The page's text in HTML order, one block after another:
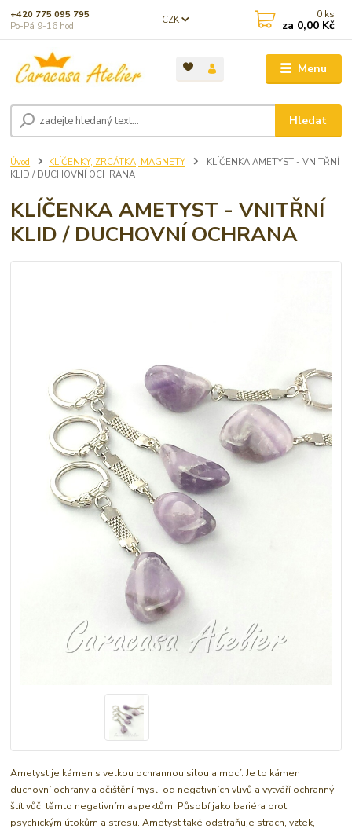
Menu
CZK
Hledat
+420 775 095 795
Po-Pá 9-16 hod.
0 ks
za 0,00 Kč
Úvod KLÍČENKY, ZRCÁTKA, MAGNETY
KLÍČENKA AMETYST - VNITŘNÍ
KLID / DUCHOVNÍ OCHRANA
KLÍČENKA AMETYST - VNITŘNÍ
KLID / DUCHOVNÍ OCHRANA
Ametyst je kámen s velkou ochrannou silou a mocí. Je to kámen
duchovní ochrany a očištění mysli od negativních vlivů a vytváří ochranný
štít vůči těmto negativním aspektům. Působí jako bariéra proti
psychickým útokům a stresu. Ametyst také odstraňuje strach, vztek,